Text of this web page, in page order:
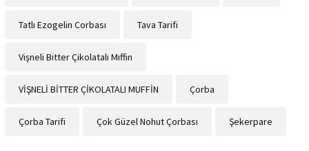
Tatlı Ezogelin Corbası Tava Tarifi
Vişneli Bitter Çikolatalı Mıffin
VİŞNELİ BİTTER ÇİKOLATALI MUFFİN Çorba
Çorba Tarifi Çok Güzel Nohut Çorbası Şekerpare